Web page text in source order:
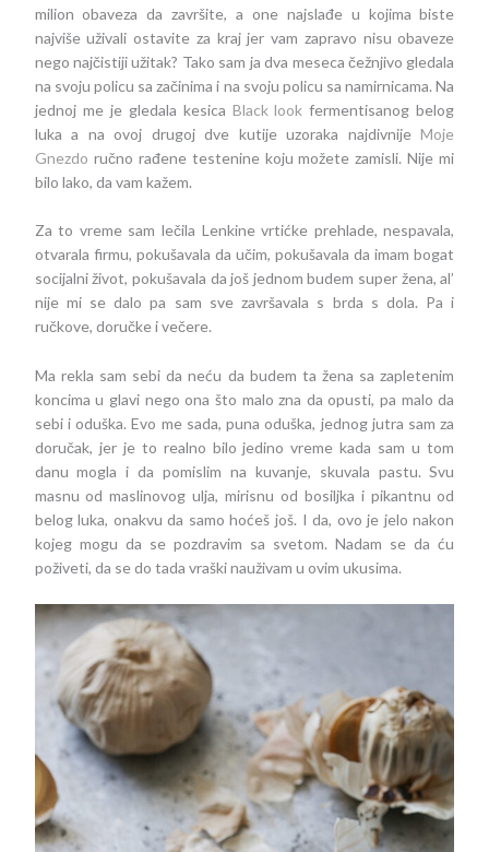
milion obaveza da završite, a one najslađe u kojima biste
najviše uživali ostavite za kraj jer vam zapravo nisu obaveze
nego najčistiji užitak? Tako sam ja dva meseca čežnjivo gledala
na svoju policu sa začinima i na svoju policu sa namirnicama. Na
jednoj me je gledala kesica Black look fermentisanog belog
luka a na ovoj drugoj dve kutije uzoraka najdivnijeMoje
Gnezdo ručno rađene testenine koju možete zamisli. Nije mi
bilo lako, da vam kažem.
Za to vreme sam lečila Lenkine vrtićke prehlade, nespavala,
otvarala firmu, pokušavala da učim, pokušavala da imam bogat
socijalni život, pokušavala da još jednom budem super žena, al’
nije mi se dalo pa sam sve završavala s brda s dola. Pa i
ručkove, doručke i večere.
Ma rekla sam sebi da neću da budem ta žena sa zapletenim
koncima u glavi nego ona što malo zna da opusti, pa malo da
sebi i oduška. Evo me sada, puna oduška, jednog jutra sam za
doručak, jer je to realno bilo jedino vreme kada sam u tom
danu mogla i da pomislim na kuvanje, skuvala pastu. Svu
masnu od maslinovog ulja, mirisnu od bosiljka i pikantnu od
belog luka, onakvu da samo hoćeš još. I da, ovo je jelo nakon
kojeg mogu da se pozdravim sa svetom. Nadam se da ću
poživeti, da se do tada vraški nauživam u ovim ukusima.